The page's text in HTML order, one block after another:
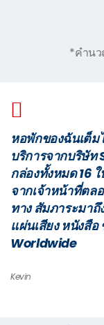
*คำน
หอพักของฉันเต็ม
บริการจากบริษัท
กล่องทั้งหมด 16
จากเจ้าหน้าที่ต
ทาง สัมภาระมาถึ
แผ่นเสียง หนังสื
Worldwide
Kevin